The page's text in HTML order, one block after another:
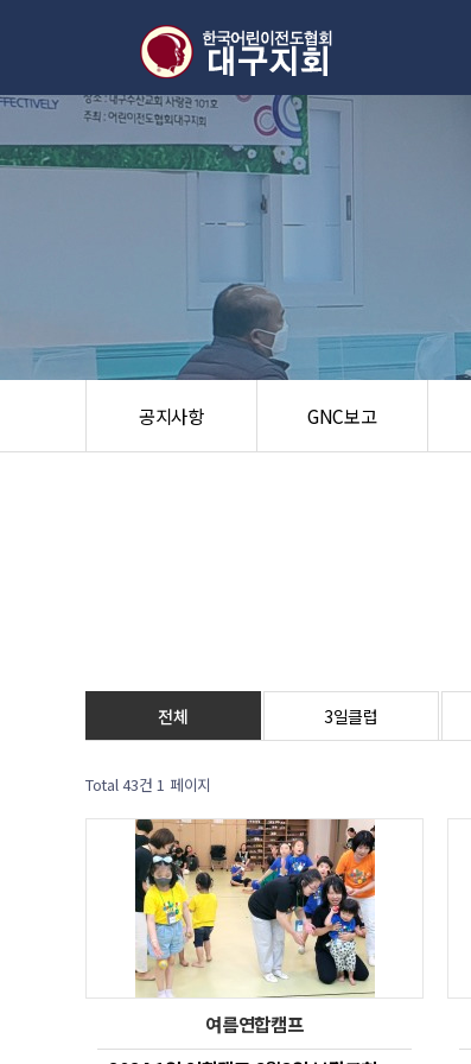
공지사항 GNC보고
전체 3일클럽
Total 43건 1 페이지
여름연합캠프